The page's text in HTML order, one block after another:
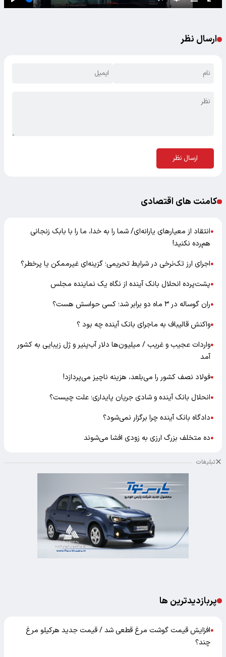
ارسال نظر
ارسال نظر
کامنت های اقتصادی
●انتقاد از معیارهای یارانه‌ای/ شما را به خدا، ما را با بابک زنجانی
هم‌رده نکنید!
●اجرای ارز تک‌نرخی در شرایط تحریمی؛ گزینه‌ای غیرممکن یا پرخطر؟
●پشت‌پرده انحلال بانک آینده از نگاه یک نماینده مجلس
●ران گوساله در ۳ ماه دو برابر شد؛ کسی حواسش هست؟
●واکنش قالیباف به ماجرای بانک آینده چه بود ؟
●واردات عجیب و غریب / میلیون‌ها دلار آب‌پنیر و ژل زیبایی به کشور
آمد
●فولاد نصف کشور را می‌بلعد، هزینه ناچیز می‌پردازد!
●انحلال بانک آینده و شادی جریان پایداری؛ علت چیست؟
●دادگاه بانک آینده چرا برگزار نمی‌شود؟
●ده متخلف بزرگ ارزی به زودی افشا می‌شوند
تبلیغات
پربازدیدترین ها
●افزایش قیمت گوشت مرغ قطعی شد / قیمت جدید هرکیلو مرغ
چند؟